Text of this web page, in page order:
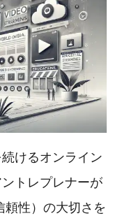
けるオンライン
トレプレナーが
頼性）の大切さを